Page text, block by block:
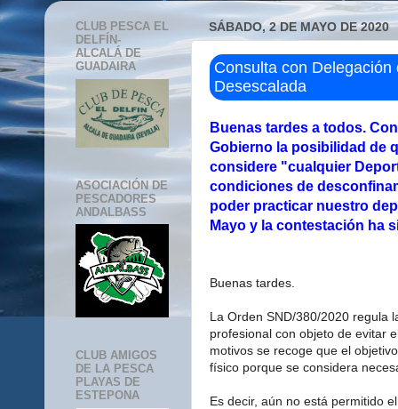
SÁBADO, 2 DE MAYO DE 2020
Consulta con
Desescalada
Buenas tardes a todos.
Gobierno la posibilidad de
considere "cualquier
condiciones de
poder practicar nuestro
Mayo y la contestación ha
Buenas tardes.
La Orden SND/380/2020 regula
profesional con objeto de evitar
motivos se recoge que el
físico porque se considera
Es decir, aún no está permitido
CLUB PESCA EL
DELFÍN-
ALCALÁ DE
GUADAIRA
ASOCIACIÓN DE
PESCADORES
ANDALBASS
CLUB AMIGOS
DE LA PESCA
PLAYAS DE
ESTEPONA